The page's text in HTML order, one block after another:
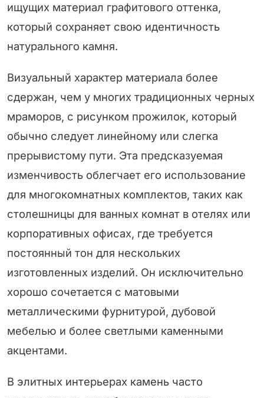
ищущих материал графитового оттенка,
который сохраняет свою идентичность
натурального камня.
Визуальный характер материала более
сдержан, чем у многих традиционных черных
мраморов, с рисунком прожилок, который
обычно следует линейному или слегка
прерывистому пути. Эта предсказуемая
изменчивость облегчает его использование
для многокомнатных комплектов, таких как
столешницы для ванных комнат в отелях или
корпоративных офисах, где требуется
постоянный тон для нескольких
изготовленных изделий. Он исключительно
хорошо сочетается с матовыми
металлическими фурнитурой, дубовой
мебелью и более светлыми каменными
акцентами.
В элитных интерьерах камень часто